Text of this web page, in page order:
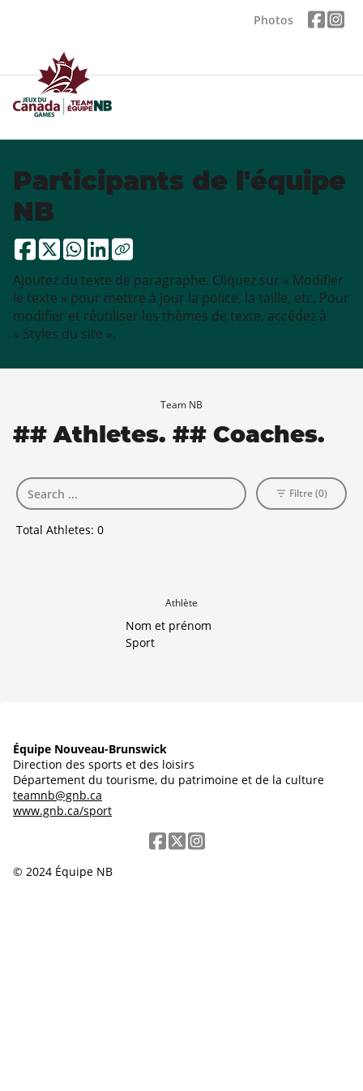
Photos
Participants de l'équipe
NB
Ajoutez du texte de paragraphe. Cliquez sur « Modifier
le texte » pour mettre à jour la police, la taille, etc. Pour
modifier et réutiliser les thèmes de texte, accédez à
« Styles du site ».
Team NB
## Athletes. ## Coaches.
Total Athletes: 0
Filtre (0)
Athlète
Nom et prénom
Sport
Équipe Nouveau-Brunswick
Direction des sports et des loisirs
Département du tourisme, du patrimoine et de la culture
teamnb@gnb.ca
www.gnb.ca/sport
© 2024 Équipe NB